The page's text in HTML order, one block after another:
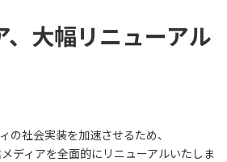
、大幅リニューアル
の社会実装を加速させるため、
ディアを全面的にリニューアルいたしま